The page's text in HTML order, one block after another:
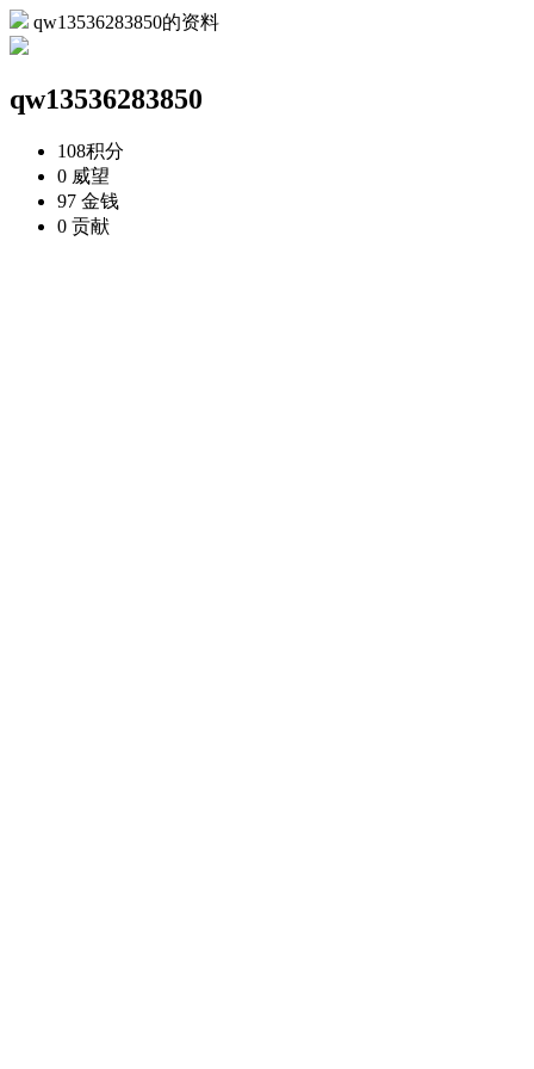
qw13536283850的资料
qw13536283850
108积分
0 威望
97 金钱
0 贡献